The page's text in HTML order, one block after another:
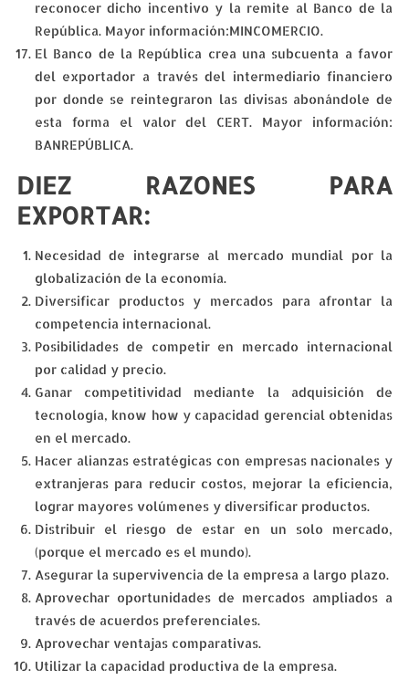
reconocer dicho incentivo y la remite al Banco de la
República. Mayor información:MINCOMERCIO.
El Banco de la República crea una subcuenta a favor
del exportador a través del intermediario financiero
por donde se reintegraron las divisas abonándole de
esta forma el valor del CERT. Mayor información:
BANREPÚBLICA.
DIEZ RAZONES PARA
EXPORTAR:
Necesidad de integrarse al mercado mundial por la
globalización de la economía.
Diversificar productos y mercados para afrontar la
competencia internacional.
Posibilidades de competir en mercado internacional
por calidad y precio.
Ganar competitividad mediante la adquisición de
tecnología, know how y capacidad gerencial obtenidas
en el mercado.
Hacer alianzas estratégicas con empresas nacionales y
extranjeras para reducir costos, mejorar la eficiencia,
lograr mayores volúmenes y diversificar productos.
Distribuir el riesgo de estar en un solo mercado,
(porque el mercado es el mundo).
Asegurar la supervivencia de la empresa a largo plazo.
Aprovechar oportunidades de mercados ampliados a
través de acuerdos preferenciales.
Aprovechar ventajas comparativas.
Utilizar la capacidad productiva de la empresa.